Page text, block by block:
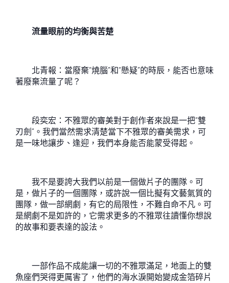
流量眼前的均衡與苦楚
北青報：當廢棄“燒腦”和“懸疑”的時辰，能否也意味
著廢棄流量了呢？
段奕宏：不雅眾的審美對于創作者來說是一把“雙
刃劍”。我們當然需求清楚當下不雅眾的審美需求，可
是一味地讓步、逢迎，我們本身能否能蒙受得起。
我不是要誇大我們以前是一個做片子的團隊。可
是，做片子的一個團隊，或許說一個比擬有文藝氣質的
團隊，做一部網劇，有它的局限性，不難自命不凡。可
是網劇不是如許的，它需求更多的不雅眾往讀懂你想說
的故事和要表達的設法。
一部作品不成能讓一切的不雅眾滿足，地面上的雙
魚座們哭得更厲害了，他們的海水淚開始變成金箔碎片